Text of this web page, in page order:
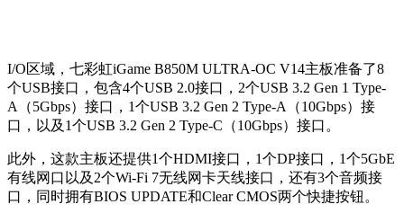
I/O区域，七彩虹iGame B850M ULTRA-OC V14主板准备了8
个USB接口，包含4个USB 2.0接口，2个USB 3.2 Gen 1 Type-
A（5Gbps）接口，1个USB 3.2 Gen 2 Type-A（10Gbps）接
口，以及1个USB 3.2 Gen 2 Type-C（10Gbps）接口。
此外，这款主板还提供1个HDMI接口，1个DP接口，1个5GbE
有线网口以及2个Wi-Fi 7无线网卡天线接口，还有3个音频接
口，同时拥有BIOS UPDATE和Clear CMOS两个快捷按钮。